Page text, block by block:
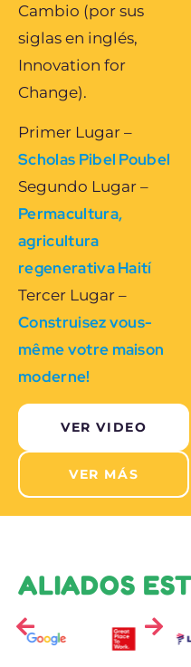
Cambio (por sus
siglas en inglés,
Innovation for
Change).
Primer Lugar –
Scholas Pibel Poubel
Segundo Lugar –
Permacultura,
agricultura
regenerativa Haití
Tercer Lugar –
Construisez vous-
même votre maison
moderne!
VER VIDEO
VER MÁS
ALIADOS